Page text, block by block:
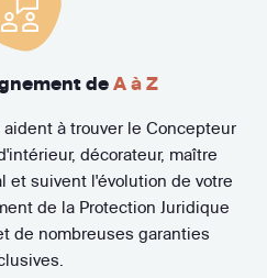
de A à Z
aident à trouver le Concepteur
décorateur, maître
et suivent l'évolution de votre
de la Protection Juridique
de nombreuses garanties